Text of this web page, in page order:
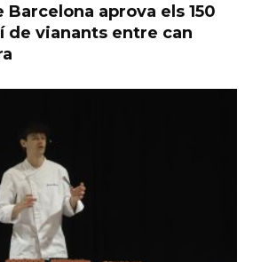
aprova els 150
de vianants entre can